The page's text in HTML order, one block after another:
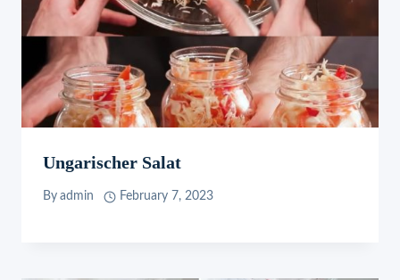
Ungarischer Salat
By admin February 7, 2023